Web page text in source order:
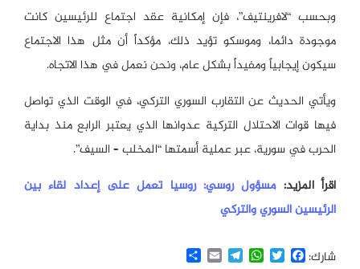
وبحسب “لافرينتيف”، فإن إمكانية عقد اجتماع للرئيسين كانت
موجودة دائما، وموسكو تؤيد ذلك، مؤكداً أن مثل هذا الاجتماع
سيكون إيجابياً ومفيداً بشكل عام، ونحن نعمل في هذا الاتجاه.
ويأتي الحديث عن التقارب السوري التركي، في الوقت الذي تواصل
فيها قوات الاحتلال التركية عدوانها الذي يعتبر الرابع منذ بداية
الحرب في سورية، عبر عملية أسمتها “المخلب – السيف”.
اقرأ المزيد:مسؤول روسي: روسيا تعمل على إعداد لقاء بين
الرئيسين السوري والتركي
شارك: Facebook
Twitter
WhatsApp
Telegram
Email
Share